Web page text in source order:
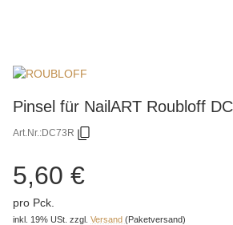
Pinsel für NailART Roubloff
Art.Nr.:DC73R
5,60 €
pro Pck.
inkl. 19% USt. zzgl. Versand (Paketversand)